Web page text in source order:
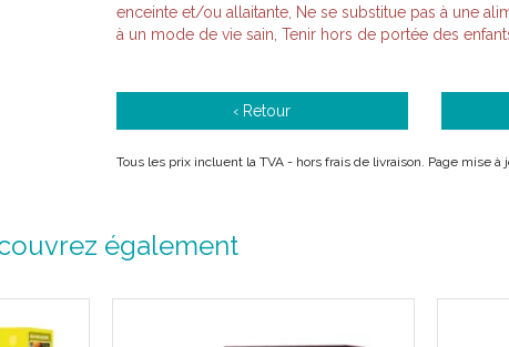
enceinte et/ou allaitante, Ne se substitue pas à une
à un mode de vie sain, Tenir hors de portée des
‹ Retour
Tous les prix incluent la TVA - hors frais de livraison. Page mise
également